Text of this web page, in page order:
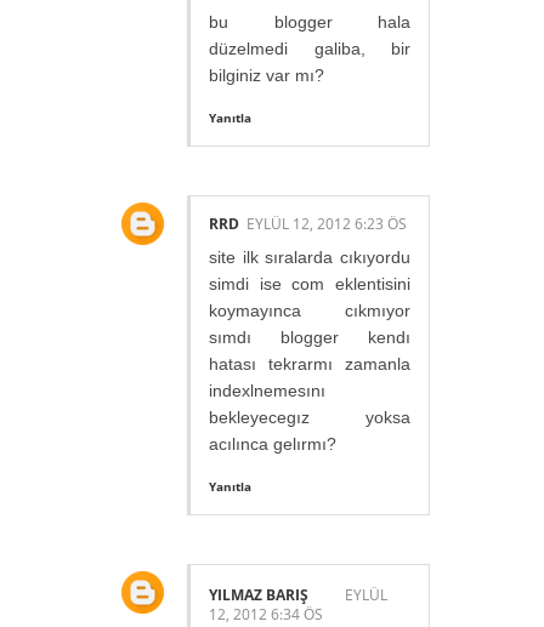
bu blogger hala
düzelmedi galiba, bir
bilginiz var mı?
Yanıtla
RRD EYLÜL 12, 2012 6:23 ÖS
site ilk sıralarda cıkıyordu
simdi ise com eklentisini
koymayınca cıkmıyor
sımdı blogger kendı
hatası tekrarmı zamanla
indexlnemesını
bekleyecegız yoksa
acılınca gelırmı?
Yanıtla
YILMAZ BARIŞ
EYLÜL
12, 2012 6:34 ÖS